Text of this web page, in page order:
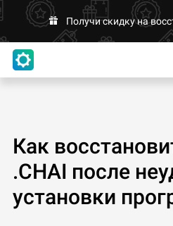
Получи скидку на
Как
.CHAI после
установки